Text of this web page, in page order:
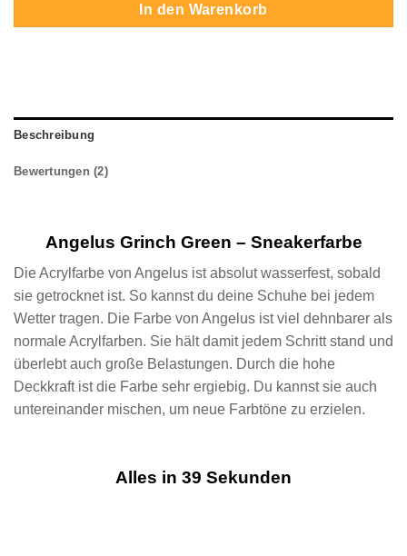
In den Warenkorb
Beschreibung
Bewertungen (2)
Angelus Grinch Green – Sneakerfarbe
Die Acrylfarbe von Angelus ist absolut wasserfest, sobald
sie getrocknet ist. So kannst du deine Schuhe bei jedem
Wetter tragen. Die Farbe von Angelus ist viel dehnbarer als
normale Acrylfarben. Sie hält damit jedem Schritt stand und
überlebt auch große Belastungen. Durch die hohe
Deckkraft ist die Farbe sehr ergiebig. Du kannst sie auch
untereinander mischen, um neue Farbtöne zu erzielen.
Alles in 39 Sekunden